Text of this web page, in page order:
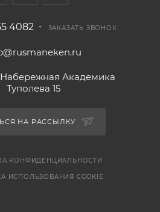
4082 ЗАКАЗАТЬ ЗВОНОК
Набережная Академика
Туполева 15
НА РАССЫЛКУ
КОНФИДЕНЦИАЛЬНОСТИ
ИСПОЛЬЗОВАНИЯ COOKIE